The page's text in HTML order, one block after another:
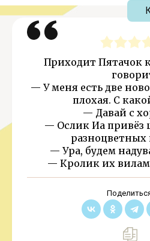
Приходит Пятачок
— У меня есть две
плохая. С
— Давай с
— Ослик Иа привёз
— Ура, будем
— Кролик их